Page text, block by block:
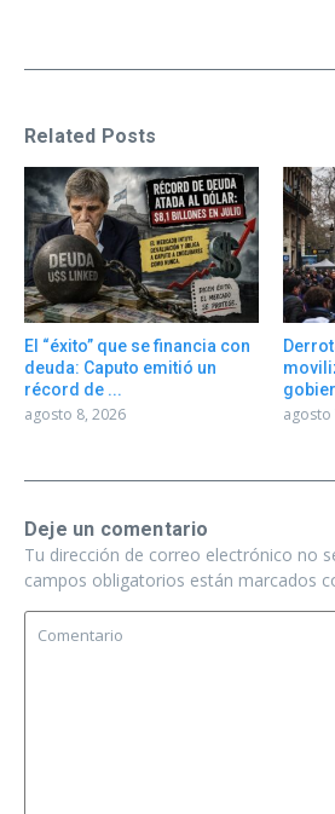
Related Posts
El “éxito” que se financia con
deuda: Caputo emitió un
récord de ...
agosto 8, 2026 agosto
Deje un comentario
Tu dirección de correo electrónico no
campos obligatorios están marcados